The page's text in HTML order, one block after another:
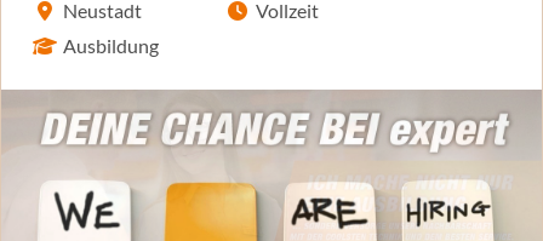
Neustadt
Ausbildung
Vollzeit